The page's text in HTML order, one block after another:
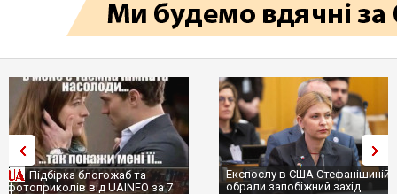
Експослу в США Стефанішиній
обрали запобіжний захід
Трамп не передасть Україні
сотні ракет до Patriot, бо у